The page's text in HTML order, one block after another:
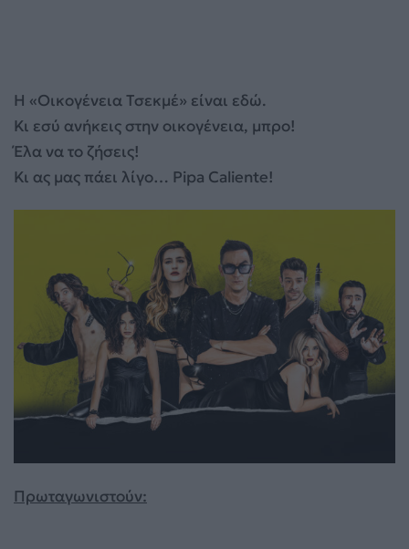
Η «Οικογένεια Τσεκμέ» είναι εδώ.
Κι εσύ ανήκεις στην οικογένεια, μπρο!
Έλα να το ζήσεις!
Κι ας μας πάει λίγο… Pipa Caliente!
Πρωταγωνιστούν: